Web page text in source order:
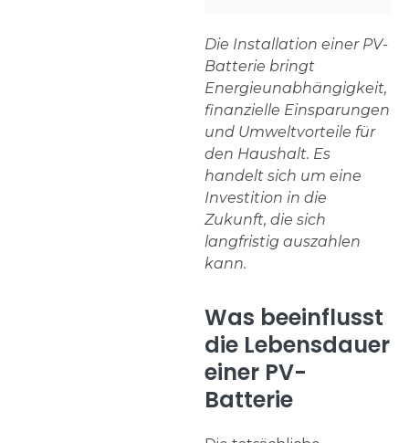
Die Installation einer PV-
Batterie bringt
Energieunabhängigkeit,
finanzielle Einsparungen
und Umweltvorteile für
den Haushalt. Es
handelt sich um eine
Investition in die
Zukunft, die sich
langfristig auszahlen
kann.
Was beeinflusst
die Lebensdauer
einer PV-
Batterie